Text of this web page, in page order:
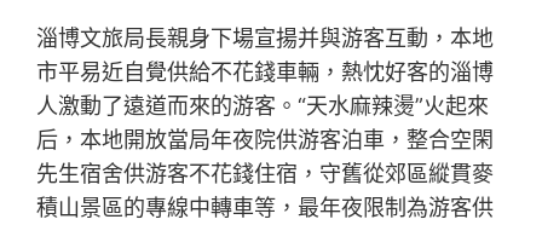
淄博文旅局長親身下場宣揚并與游客互動，本地
市平易近自覺供給不花錢車輛，熱忱好客的淄博
人激動了遠道而來的游客。“天水麻辣燙”火起來
后，本地開放當局年夜院供游客泊車，整合空閑
先生宿舍供游客不花錢住宿，守舊從郊區縱貫麥
積山景區的專線中轉車等，最年夜限制為游客供